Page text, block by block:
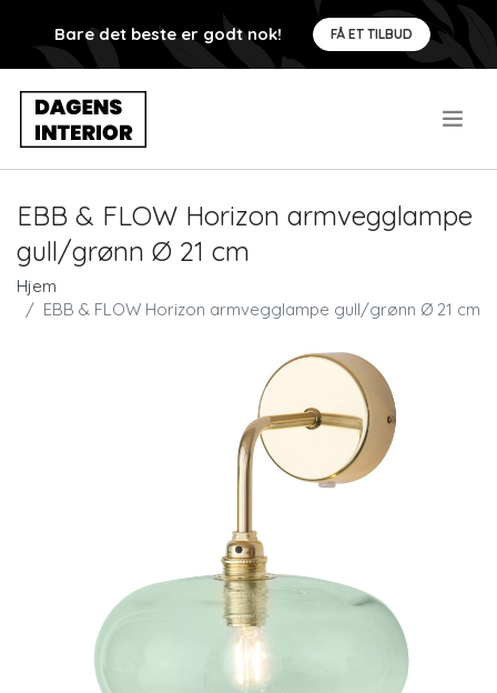
Bare det beste er godt nok! FÅ ET TILBUD
EBB & FLOW Horizon armvegglampe
gull/grønn Ø 21 cm
Hjem
EBB & FLOW Horizon armvegglampe gull/grønn Ø 21 cm